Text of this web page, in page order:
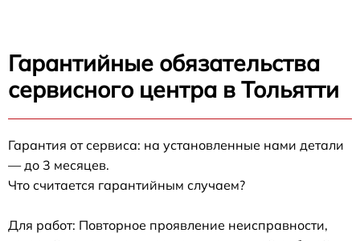
Гарантийные обязательства
сервисного центра в Тольятти
Гарантия от сервиса: на установленные нами детали
— до 3 месяцев.
Что считается гарантийным случаем?
Для работ: Повторное проявление неисправности,